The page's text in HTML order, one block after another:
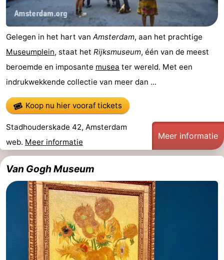
-
Hollands
Noordwijk
-
Den
-
Rockanje
Weer
Contact
Gelegen in het hart van Amsterdam, aan het prachtige
Museumplein, staat het Rijksmuseum, één van de meest
beroemde en imposante musea ter wereld. Met een
indrukwekkende collectie van meer dan ...
Koop nu hier vooraf tickets
Stadhouderskade 42, Amsterdam
web. Meer informatie
Meer informatie
Van Gogh Museum